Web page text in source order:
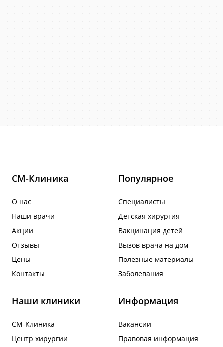
СМ-Клиника
О нас
Наши врачи
Акции
Отзывы
Цены
Контакты
Популярное
Специалисты
Детская хирургия
Вакцинация детей
Вызов врача на дом
Полезные материалы
Заболевания
Наши клиники
СМ-Клиника
Центр хирургии
Информация
Вакансии
Правовая информация